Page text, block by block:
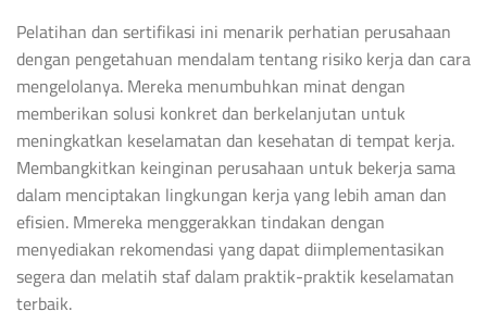
Pelatihan dan sertifikasi ini menarik perhatian perusahaan
dengan pengetahuan mendalam tentang risiko kerja dan cara
mengelolanya. Mereka menumbuhkan minat dengan
memberikan solusi konkret dan berkelanjutan untuk
meningkatkan keselamatan dan kesehatan di tempat kerja.
Membangkitkan keinginan perusahaan untuk bekerja sama
dalam menciptakan lingkungan kerja yang lebih aman dan
efisien. Mmereka menggerakkan tindakan dengan
menyediakan rekomendasi yang dapat diimplementasikan
segera dan melatih staf dalam praktik-praktik keselamatan
terbaik.